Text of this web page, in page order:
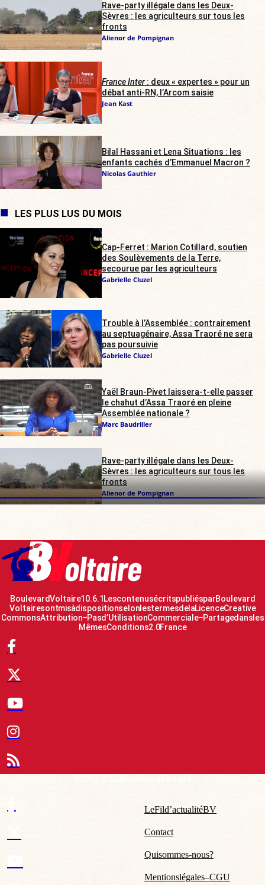
Rave-party illégale dans les Deux-
Sèvres : les agriculteurs sur tous les
fronts
Alienor de Pompignan
France Inter: deux « expertes » pour un
débat anti-RN, l’Arcom saisie
Jean Kast
Bilal Hassani et Lena Situations : les
enfants cachés d’Emmanuel Macron ?
Nicolas Gauthier
LES PLUS LUS DU MOIS
Cap-Ferret : Marion Cotillard, soutien
des Soulèvements de la Terre,
secourue par les agriculteurs
Gabrielle Cluzel
Trouble à l’Assemblée : contrairement
au septuagénaire, Assa Traoré ne sera
pas poursuivie
Gabrielle Cluzel
Yaël Braun-Pivet laissera-t-elle passer
le chahut d’Assa Traoré en pleine
Assemblée nationale ?
Marc Baudriller
Rave-party illégale dans les Deux-
Sèvres : les agriculteurs sur tous les
fronts
Alienor de Pompignan
Boulevard Voltaire 10.6.1 Les contenus écrits publiés par Boulevard
Voltaire sont mis à disposition selon les termes de la Licence Creative
Commons Attribution – Pas d’Utilisation Commerciale – Partage dans les
Mêmes Conditions 2.0 France
Le Fil d’actualité BV
Contact
Qui sommes-nous ?
Mentions légales – CGU